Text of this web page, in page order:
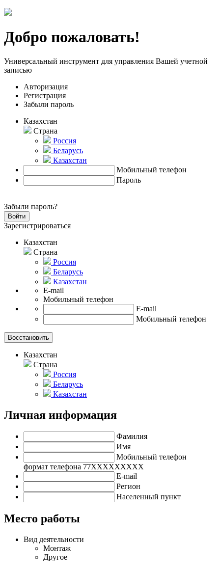
Добро пожаловать!
Универсальный инструмент для управления Вашей учетной
записью
Авторизация
Регистрация
Забыли пароль
Казахстан
Страна
Россия
Беларусь
Казахстан
Мобильный телефон
Пароль
Забыли пароль?
Зарегистрироваться
Казахстан
Страна
Россия
Беларусь
Казахстан
E-mail
Мобильный телефон
E-mail
Мобильный телефон
Казахстан
Страна
Россия
Беларусь
Казахстан
Личная информация
Фамилия
Имя
Мобильный телефон
формат телефона 77XXXXXXXXX
E-mail
Регион
Населенный пункт
Место работы
Вид деятельности
Монтаж
Другое